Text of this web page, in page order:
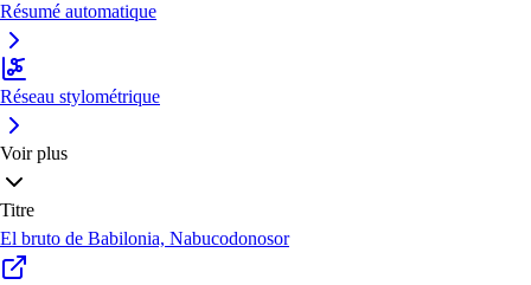
Résumé automatique
Réseau stylométrique
Voir plus
Titre
El bruto de Babilonia, Nabucodonosor